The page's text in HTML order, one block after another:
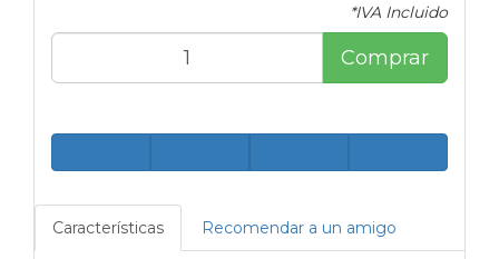
*IVA Incluido
Comprar
Características Recomendar a un amigo